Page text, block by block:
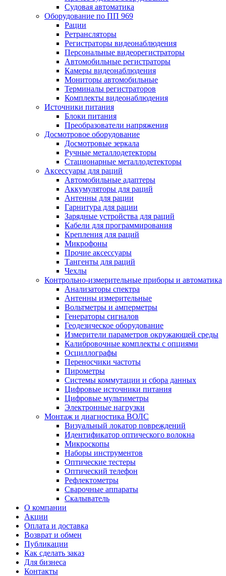
Судовая автоматика
Оборудование по ПП 969
Рации
Ретрансляторы
Регистраторы видеонаблюдения
Персональные видеорегистраторы
Автомобильные регистраторы
Камеры видеонаблюдения
Мониторы автомобильные
Терминалы регистраторов
Комплекты видеонаблюдения
Источники питания
Блоки питания
Преобразователи напряжения
Досмотровое оборудование
Досмотровые зеркала
Ручные металлодетекторы
Стационарные металлодетекторы
Аксессуары для раций
Автомобильные адаптеры
Аккумуляторы для раций
Антенны для рации
Гарнитура для рации
Зарядные устройства для раций
Кабели для программирования
Крепления для раций
Микрофоны
Прочие аксессуары
Тангенты для раций
Чехлы
Контрольно-измерительные приборы и автоматика
Анализаторы спектра
Антенны измерительные
Вольтметры и амперметры
Генераторы сигналов
Геодезическое оборудование
Измерители параметров окружающей среды
Калибровочные комплекты с опциями
Осциллографы
Переносчики частоты
Пирометры
Системы коммутации и сбора данных
Цифровые источники питания
Цифровые мультиметры
Электронные нагрузки
Монтаж и диагностика ВОЛС
Визуальный локатор повреждений
Идентификатор оптического волокна
Микроскопы
Наборы инструментов
Оптические тестеры
Оптический телефон
Рефлектометры
Сварочные аппараты
Скалыватель
О компании
Акции
Оплата и доставка
Возврат и обмен
Публикации
Как сделать заказ
Для бизнеса
Контакты